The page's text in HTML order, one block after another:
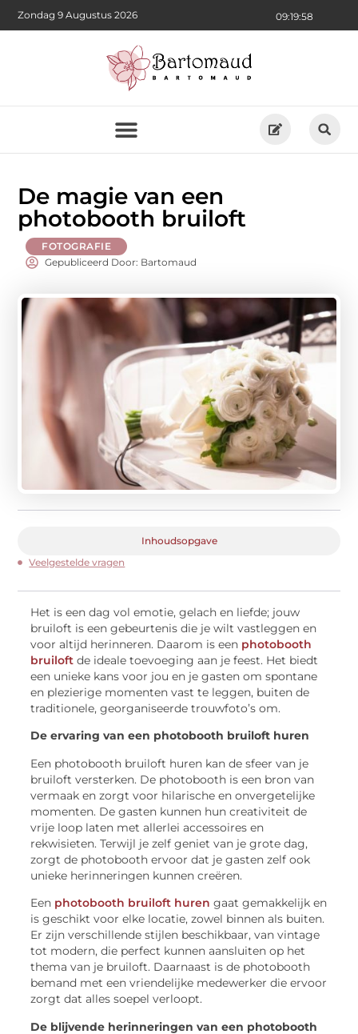
09:19:59
Zondag 9 Augustus 2026
De magie van een
photobooth bruiloft
FOTOGRAFIE
Gepubliceerd Door: Bartomaud
Inhoudsopgave
Veelgestelde vragen
Het is een dag vol emotie, gelach en liefde; jouw
bruiloft is een gebeurtenis die je wilt vastleggen en
voor altijd herinneren. Daarom is een photobooth
bruiloft de ideale toevoeging aan je feest. Het biedt
een unieke kans voor jou en je gasten om spontane
en plezierige momenten vast te leggen, buiten de
traditionele, georganiseerde trouwfoto’s om.
De ervaring van een photobooth bruiloft huren
Een photobooth bruiloft huren kan de sfeer van je
bruiloft versterken. De photobooth is een bron van
vermaak en zorgt voor hilarische en onvergetelijke
momenten. De gasten kunnen hun creativiteit de
vrije loop laten met allerlei accessoires en
rekwisieten. Terwijl je zelf geniet van je grote dag,
zorgt de photobooth ervoor dat je gasten zelf ook
unieke herinneringen kunnen creëren.
Een photobooth bruiloft huren gaat gemakkelijk en
is geschikt voor elke locatie, zowel binnen als buiten.
Er zijn verschillende stijlen beschikbaar, van vintage
tot modern, die perfect kunnen aansluiten op het
thema van je bruiloft. Daarnaast is de photobooth
bemand met een vriendelijke medewerker die ervoor
zorgt dat alles soepel verloopt.
De blijvende herinneringen van een photobooth